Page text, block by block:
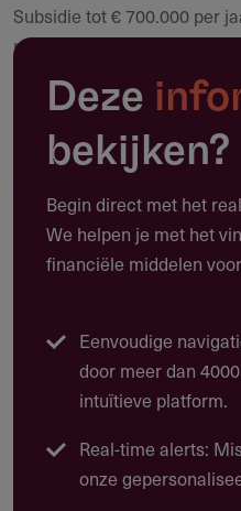
Subsidie tot € 700.000 per
milieu- en klimaat-ngo's |
| Looptijd: 2 financiële jaren
Toepassing
Waarvoor kun je deze
Deze werkingssubsidie
in Europa.
Beleidswerk:
Capaciteitsopbouw en
Maak een notitie
Deze
bekijken?
Begin direct met het
We helpen je met het
financiële middelen
Eenvoudige
door meer dan
intuïtieve platform.
Real-time alerts:
onze